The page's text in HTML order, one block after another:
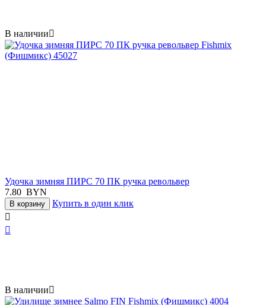
В наличии
Удочка зимняя ПИРС 70 ПК ручка револьвер
7.80 BYN
В корзину
Купить в один клик


В наличии